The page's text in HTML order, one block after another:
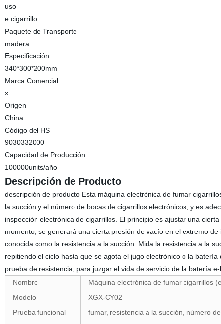
uso
e cigarrillo
Paquete de Transporte
madera
Especificación
340*300*200mm
Marca Comercial
x
Origen
China
Código del HS
9030332000
Capacidad de Producción
100000units/año
Descripción de Producto
descripción de producto Esta máquina electrónica de fumar
la succión y el número de bocas de cigarrillos electrónicos, y es
inspección electrónica de cigarrillos. El principio es ajustar una
momento, se generará una cierta presión de vacío en el extremo
conocida como la resistencia a la succión. Mida la resistencia a la
repitiendo el ciclo hasta que se agota el jugo electrónico o la
prueba de resistencia, para juzgar el vida de servicio de la batería
Nombre
Máquina electrónica de fumar cigarrillos
Modelo
XGX-CY02
Prueba funcional
fumar, resistencia a la succión, número